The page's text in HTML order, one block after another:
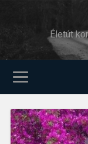
Életút